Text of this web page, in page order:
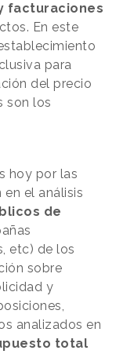
facturaciones
En este
para
del precio
son los
hoy por las
el análisis
de
etc) de los
sobre
y
analizados en
total